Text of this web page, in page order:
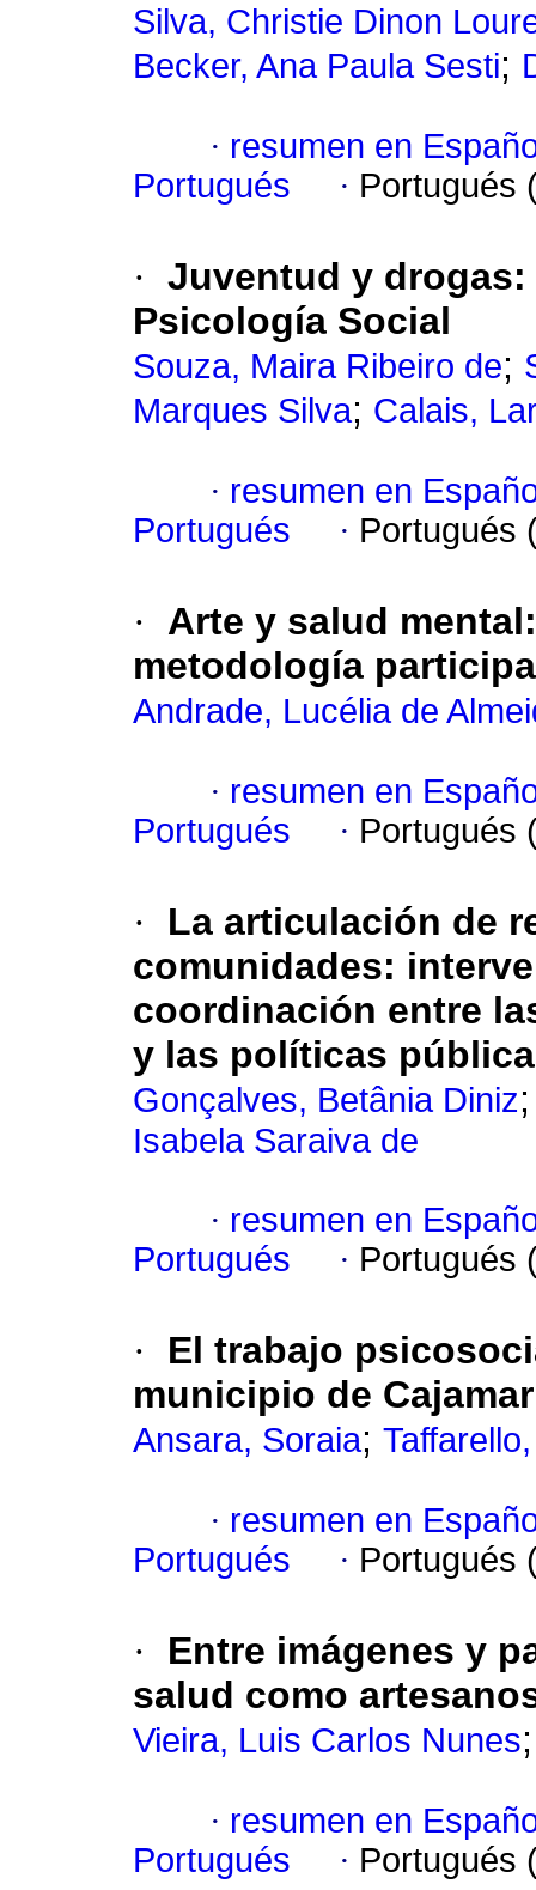
Silva, Christie Dinon
Becker, Ana Paula Sesti;
· resumen en
Portugués
· Portugués
· Juventud y drogas:
Psicología Social
Souza, Maira Ribeiro de;
Marques Silva; Calais,
· resumen en
Portugués
· Portugués
· Arte y salud mental
metodología
Andrade, Lucélia de
· resumen en
Portugués
· Portugués
·
La articulación de
comunidades:
coordinación entre
y las políticas
Gonçalves, Betânia Diniz
Isabela Saraiva de
· resumen en
Portugués
· Portugués
·
El trabajo
municipio de Cajamar
Ansara, Soraia;
· resumen en
Portugués
· Portugués
·
Entre imágenes y
salud como
Vieira, Luis Carlos Nunes
· resumen en
Portugués
· Portugués